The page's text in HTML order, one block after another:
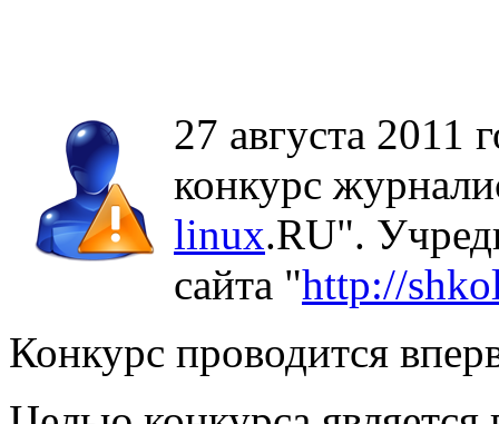
27 августа 2011
конкурс
linux.RU".
сайта "http://
Конкурс проводится